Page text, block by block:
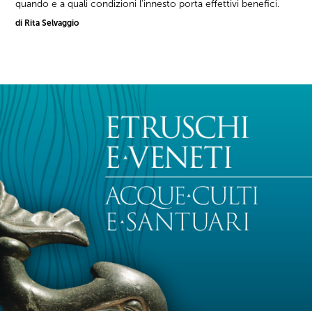
quando e a quali condizioni l'innesto porta effettivi benefici.
di Rita Selvaggio